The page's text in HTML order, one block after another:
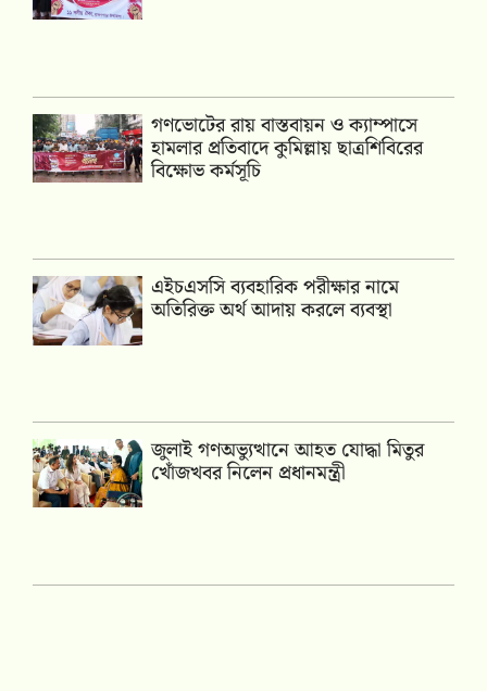
গণভোটের রায় বাস্তবায়ন ও ক্যাম্পাসে
হামলার প্রতিবাদে কুমিল্লায় ছাত্রশিবিরের
বিক্ষোভ কর্মসূচি
এইচএসসি ব্যবহারিক পরীক্ষার নামে
অতিরিক্ত অর্থ আদায় করলে ব্যবস্থা
জুলাই গণঅভ্যুত্থানে আহত যোদ্ধা মিতুর
খোঁজখবর নিলেন প্রধানমন্ত্রী